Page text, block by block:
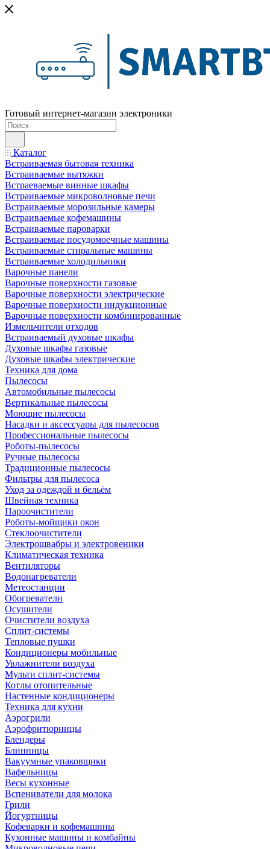
Готовый интернет-магазин электроники
Каталог
Встраиваемая бытовая техника
Встраиваемые вытяжки
Встраеваемые винные шкафы
Встраиваемые микроволновые печи
Встраиваемые морозильные камеры
Встраиваемые кофемашины
Встраиваемые пароварки
Встраиваемые посудомоечные машины
Встраиваемые стиральные машины
Встраиваемые холодильники
Варочные панели
Варочные поверхности газовые
Варочные поверхности электрические
Варочные поверхности индукционные
Варочные поверхности комбинированные
Измельчители отходов
Встраиваемый духовые шкафы
Духовые шкафы газовые
Духовые шкафы электрические
Техника для дома
Пылесосы
Автомобильные пылесосы
Вертикальные пылесосы
Моющие пылесосы
Насадки и аксессуары для пылесосов
Профессиональные пылесосы
Роботы-пылесосы
Ручные пылесосы
Традиционные пылесосы
Фильтры для пылесоса
Уход за одеждой и бельём
Швейная техника
Пароочистители
Роботы-мойщики окон
Стеклоочистители
Электрошвабры и электровеники
Климатическая техника
Вентиляторы
Водонагреватели
Метеостанции
Обогреватели
Осушители
Очистители воздуха
Сплит-системы
Тепловые пушки
Кондиционеры мобильные
Увлажнители воздуха
Мульти сплит-системы
Котлы отопительные
Настенные кондиционеры
Техника для кухни
Аэрогрили
Аэрофритюрницы
Блендеры
Блинницы
Вакуумные упаковщики
Вафельницы
Весы кухонные
Вспениватели для молока
Грили
Йогуртницы
Кофеварки и кофемашины
Кухонные машины и комбайны